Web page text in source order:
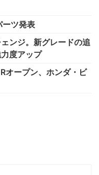
ツ発表
ンジ。新グレードの追
度アップ
オープン、ホンダ・ビ